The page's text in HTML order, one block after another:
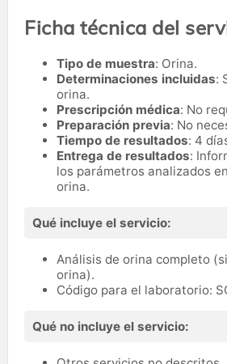
Ficha técnica del
Tipo de muestra: Orina.
Determinaciones incluidas:
orina.
Prescripción médica: No
Preparación previa: No
Tiempo de resultados: 4
Entrega de resultados:
los parámetros analizados
orina.
Qué incluye el servicio:
Análisis de orina completo
orina).
Código para el laboratorio:
Qué no incluye el servicio: